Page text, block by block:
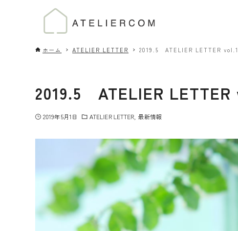
ホーム ATELIER LETTER 2019.5 ATELIER LETTER
2019.5 ATELIER LETTER
2019年5月1日 ATELIER LETTER 最新情報